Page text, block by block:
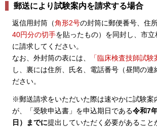
郵送により試験案内を請求する場合
返信用封筒（角形2号の封筒に郵便番号、住
40円分の切手を貼ったもの）を同封し、市
に請求してください。
なお、外封筒の表には、
「臨床検査技師試
し、裏には住所、氏名、電話番号（昼間の連
ださい。
※郵送請求をいただいた際は速やかに試験案
が、「受験申込書」を申込期日である令和7
日）までに提出していただく必要があること